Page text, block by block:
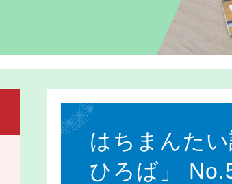
文
はちまんた
ひろば」